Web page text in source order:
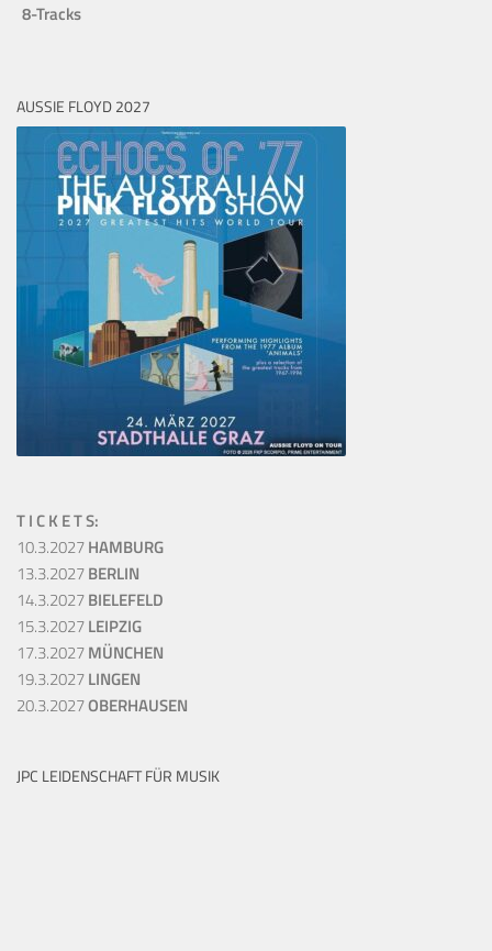
8-Tracks
AUSSIE FLOYD 2027
T I C K E T S:
10.3.2027HAMBURG
13.3.2027BERLIN
14.3.2027BIELEFELD
15.3.2027LEIPZIG
17.3.2027MÜNCHEN
19.3.2027LINGEN
20.3.2027OBERHAUSEN
JPC LEIDENSCHAFT FÜR MUSIK